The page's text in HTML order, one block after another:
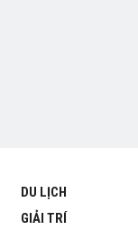
DU LỊCH
GIẢI TRÍ